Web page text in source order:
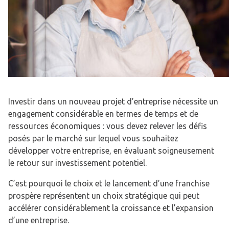
Investir dans un nouveau projet d’entreprise nécessite un
engagement considérable en termes de temps et de
ressources économiques : vous devez relever les défis
posés par le marché sur lequel vous souhaitez
développer votre entreprise, en évaluant soigneusement
le retour sur investissement potentiel.
C’est pourquoi le choix et le lancement d’une franchise
prospère représentent un choix stratégique qui peut
accélérer considérablement la croissance et l’expansion
d’une entreprise.